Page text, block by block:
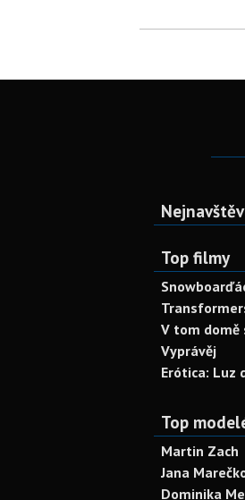
Top filmy
V tom
Vyprávěj
Erótica: Luz
Top
Martin Zach
Jana
Dominika